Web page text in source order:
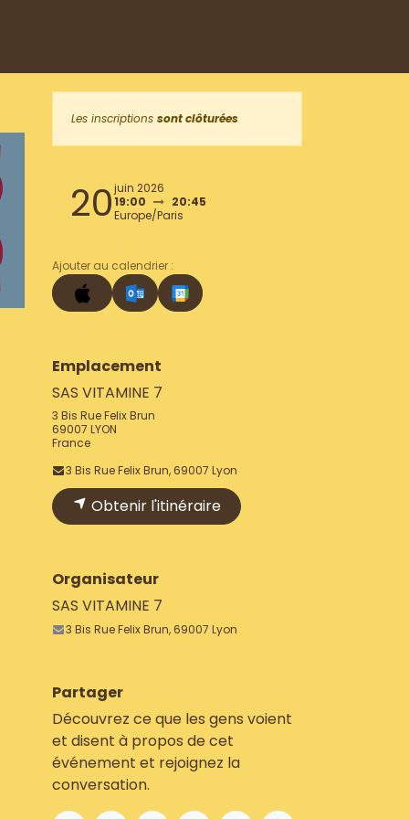
Les inscriptions sont clôturées
20juin 2026
19:00
20:45
Europe/Paris
Ajouter au calendrier :
Emplacement
SAS VITAMINE 7
3 Bis Rue Felix Brun
69007 LYON
France
3 Bis Rue Felix Brun, 69007 Lyon
Obtenir l'itinéraire
Organisateur
SAS VITAMINE 7
3 Bis Rue Felix Brun, 69007 Lyon
Partager
Découvrez ce que les gens voient
et disent à propos de cet
événement et rejoignez la
conversation.